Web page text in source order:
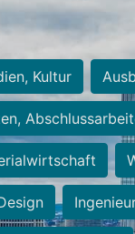
Kultur